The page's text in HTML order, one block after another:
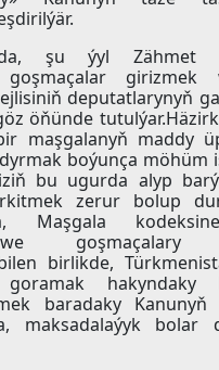
da, şu ýyl Zähmet
girizmek
deputatlarynyň
öňünde
maşgalanyň maddy
boýunça möhüm
bu ugurda alyp
zerur bolup
Maşgala
goşmaçalary
birlikde,
hakyndaky
baradaky Kanunyň
maksadalaýyk bolar